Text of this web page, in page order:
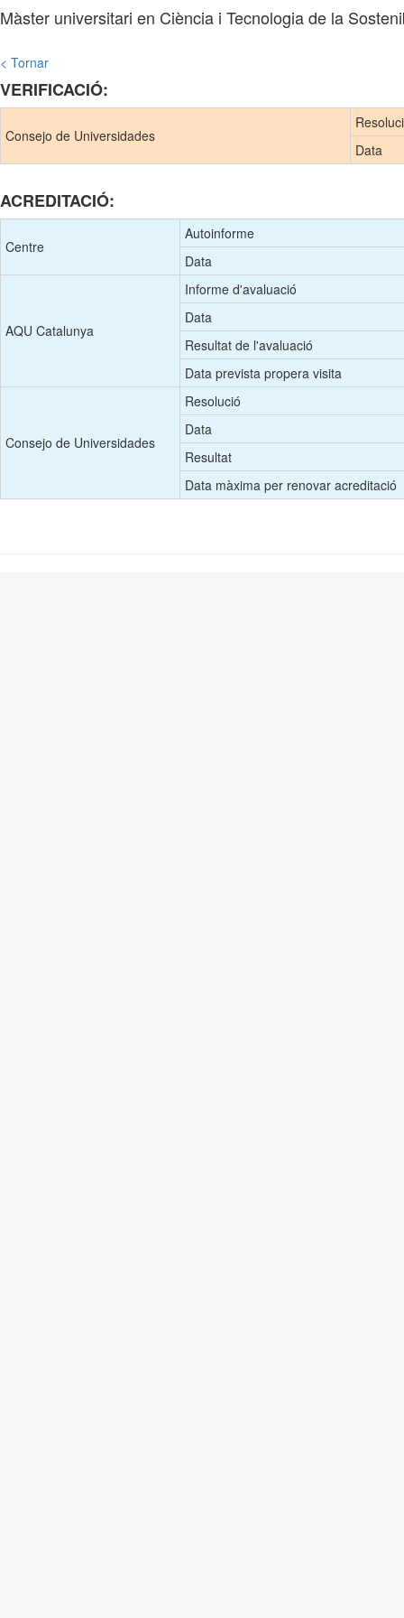
Màster universitari en Ciència i Tecnologia de la
< Tornar
VERIFICACIÓ:
Consejo de Universidades
Data
ACREDITACIÓ:
Centre
Autoinforme
Data
AQU Catalunya
Informe d'avaluació
Data
Resultat de l'avaluació
Data prevista propera visita
Consejo de Universidades
Resolució
Data
Resultat
Data màxima per renovar acreditació